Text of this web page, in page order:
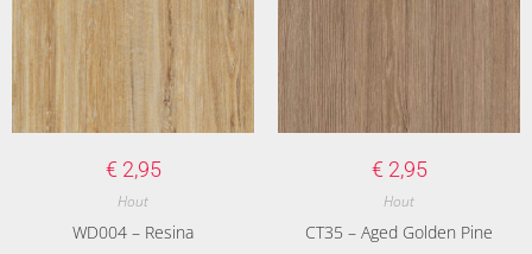
€ 2,95
Hout
WD004 – Resina
€ 2,95
Hout
CT35 – Aged Golden Pine